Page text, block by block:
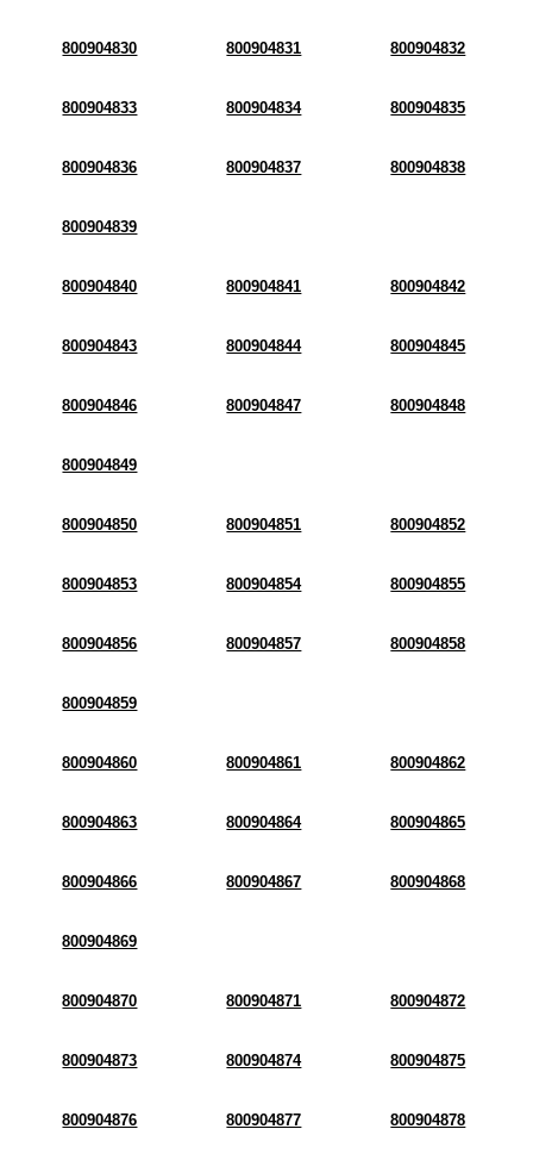
800904830 800904831 800904832
800904833 800904834 800904835
800904836 800904837 800904838
800904839
800904840 800904841 800904842
800904843 800904844 800904845
800904846 800904847 800904848
800904849
800904850 800904851 800904852
800904853 800904854 800904855
800904856 800904857 800904858
800904859
800904860 800904861 800904862
800904863 800904864 800904865
800904866 800904867 800904868
800904869
800904870 800904871 800904872
800904873 800904874 800904875
800904876 800904877 800904878